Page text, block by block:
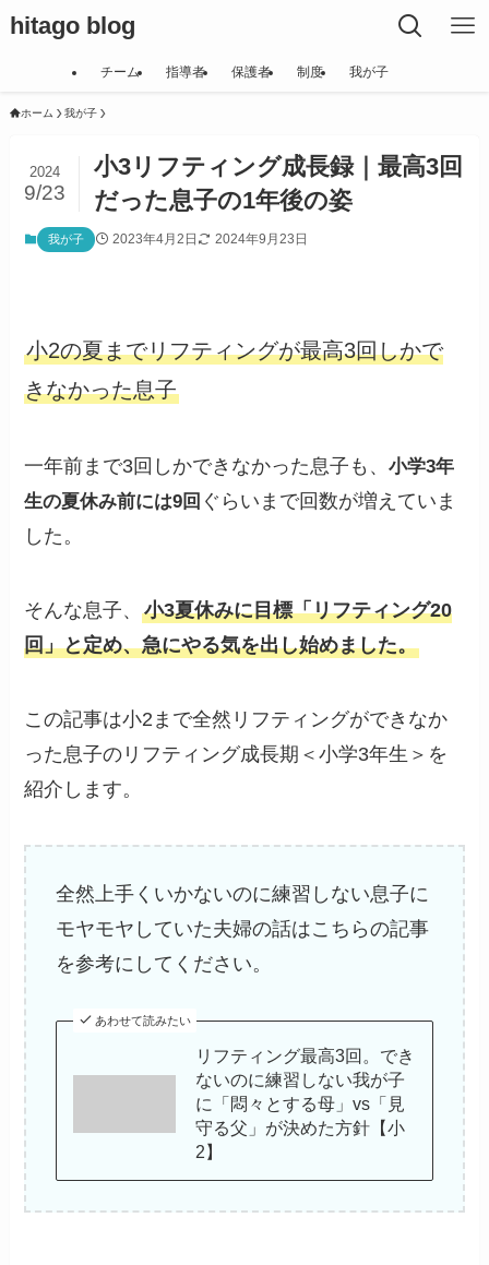
hitago blog
チーム 指導者 保護者 制度 我が子
ホーム 我が子
小3リフティング成長録｜最高3回
だった息子の1年後の姿
2024
9/23
我が子 2023年4月2日 2024年9月23日
小2の夏までリフティングが最高3回しかで
きなかった息子
一年前まで3回しかできなかった息子も、小学3年
生の夏休み前には9回 ぐらいまで回数が増えていま
した。
そんな息子、小3夏休みに目標「リフティング20
回」と定め、急にやる気を出し始めました。
この記事は小2まで全然リフティングができなか
った息子のリフティング成長期＜小学3年生＞を
紹介します。
全然上手くいかないのに練習しない息子に
モヤモヤしていた夫婦の話はこちらの記事
を参考にしてください。
あわせて読みたい
リフティング最高3回。でき
ないのに練習しない我が子
に「悶々とする母」vs「見
守る父」が決めた方針【小
2】